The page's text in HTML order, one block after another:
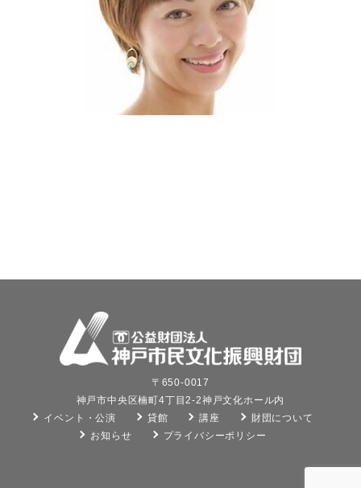
〒650-0017
神戸市中央区楠町4丁目2-2神戸文化ホール内
イベント・公演
貸館 講座
財団について
お知らせ
プライバシーポリシー